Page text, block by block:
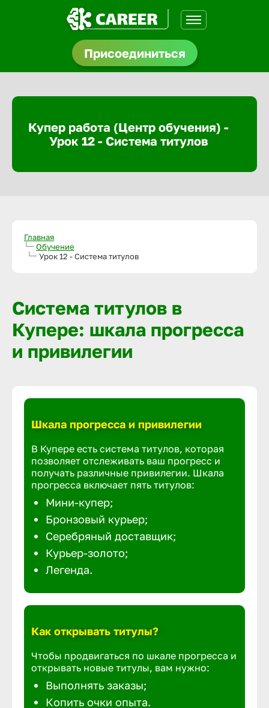
Присоединиться
Купер работа (Центр обучения) -
Урок 12 - Система титулов
Главная
Обучение
Урок 12 - Система титулов
Система титулов в
Купере: шкала прогресса
и привилегии
Шкала прогресса и привилегии
В Купере есть система титулов, которая
позволяет отслеживать ваш прогресс и
получать различные привилегии. Шкала
прогресса включает пять титулов:
Мини-купер;
Бронзовый курьер;
Серебряный доставщик;
Курьер-золото;
Легенда.
Как открывать титулы?
Чтобы продвигаться по шкале прогресса и
открывать новые титулы, вам нужно:
Выполнять заказы;
Копить очки опыта.